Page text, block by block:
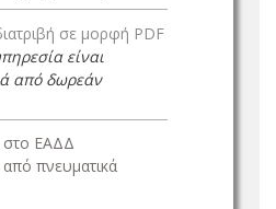
σε μορφή PDF
είναι
από δωρεάν
στο ΕΑΔΔ
πνευματικά